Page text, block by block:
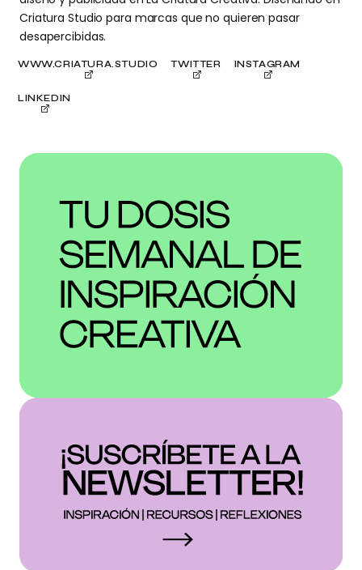
Criatura Studio para marcas que no quieren pasar
desapercibidas.
WWW.CRIATURA.STUDIO TWITTER INSTAGRAM
LINKEDIN